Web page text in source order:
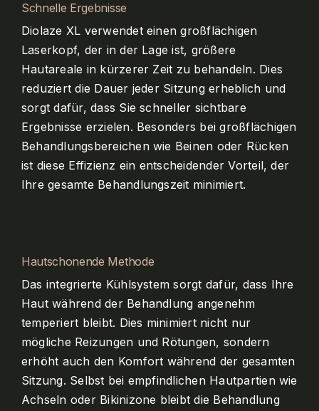
Schnelle Ergebnisse
Diolaze XL verwendet einen großflächigen
Laserkopf, der in der Lage ist, größere
Hautareale in kürzerer Zeit zu behandeln. Dies
reduziert die Dauer jeder Sitzung erheblich und
sorgt dafür, dass Sie schneller sichtbare
Ergebnisse erzielen. Besonders bei großflächigen
Behandlungsbereichen wie Beinen oder Rücken
ist diese Effizienz ein entscheidender Vorteil, der
Ihre gesamte Behandlungszeit minimiert.
Hautschonende Methode
Das integrierte Kühlsystem sorgt dafür, dass Ihre
Haut während der Behandlung angenehm
temperiert bleibt. Dies minimiert nicht nur
mögliche Reizungen und Rötungen, sondern
erhöht auch den Komfort während der gesamten
Sitzung. Selbst bei empfindlichen Hautpartien wie
Achseln oder Bikinizone bleibt die Behandlung